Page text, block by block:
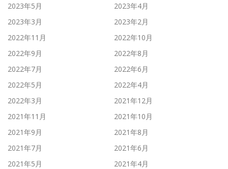
2023年5月
2023年4月
2023年3月
2023年2月
2022年11月
2022年10月
2022年9月
2022年8月
2022年7月
2022年6月
2022年5月
2022年4月
2022年3月
2021年12月
2021年11月
2021年10月
2021年9月
2021年8月
2021年7月
2021年6月
2021年5月
2021年4月